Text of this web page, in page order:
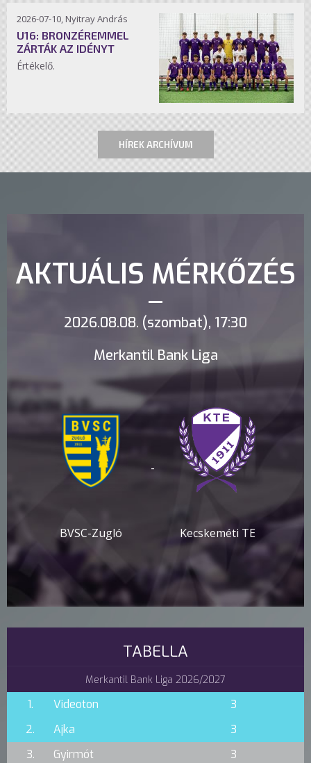
2026-07-10, Nyitray András
U16: BRONZÉREMMEL
ZÁRTÁK AZ IDÉNYT
Értékelő.
HÍREK ARCHÍVUM
AKTUÁLIS MÉRKŐZÉS
2026.08.08. (szombat), 17:30
Merkantil Bank Liga
BVSC-Zugló
-
Kecskeméti TE
TABELLA
Merkantil Bank Liga 2026/2027
1. Videoton
3
2.
Ajka
3
3.
Gyirmót
3